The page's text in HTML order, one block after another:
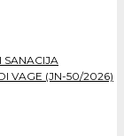
SANACIJA
VAGE (JN-50/2026)